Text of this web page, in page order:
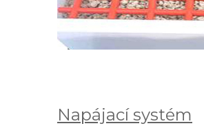
Napájací systém